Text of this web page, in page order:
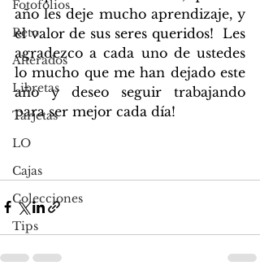
Fotofolios
Reto
Alterados
Libretas
Tarjetas
LO
Cajas
Colecciones
Tips
año les deje mucho aprendizaje, y
el valor de sus seres queridos!  Les
agradezco a cada uno de ustedes
lo mucho que me han dejado este
año y deseo seguir trabajando
para ser mejor cada día!